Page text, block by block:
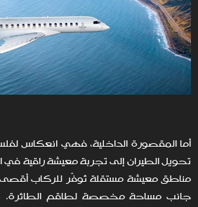
أما المقصورة الداخلية، فهي انعكاس
تحويل الطيران إلى تجربة معيشة راقية في
مناطق معيشة مستقلة تُوفّر للركاب
جانب مساحة مخصصة لطاقم الطائرة.